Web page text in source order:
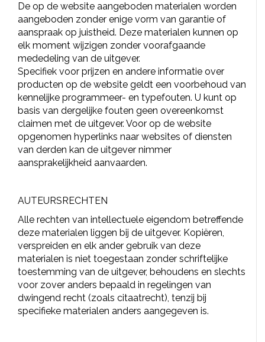
SKETCHES
De op de website aangeboden materialen worden
aangeboden zonder enige vorm van garantie of
aanspraak op juistheid. Deze materialen kunnen op
elk moment wijzigen zonder voorafgaande
mededeling van de uitgever.
Specifiek voor prijzen en andere informatie over
producten op de website geldt een voorbehoud van
kennelijke programmeer- en typefouten. U kunt op
basis van dergelijke fouten geen overeenkomst
claimen met de uitgever. Voor op de website
opgenomen hyperlinks naar websites of diensten
van derden kan de uitgever nimmer
aansprakelijkheid aanvaarden.
AUTEURSRECHTEN
Alle rechten van intellectuele eigendom betreffende
deze materialen liggen bij de uitgever. Kopiëren,
verspreiden en elk ander gebruik van deze
materialen is niet toegestaan zonder schriftelijke
toestemming van de uitgever, behoudens en slechts
voor zover anders bepaald in regelingen van
dwingend recht (zoals citaatrecht), tenzij bij
specifieke materialen anders aangegeven is.